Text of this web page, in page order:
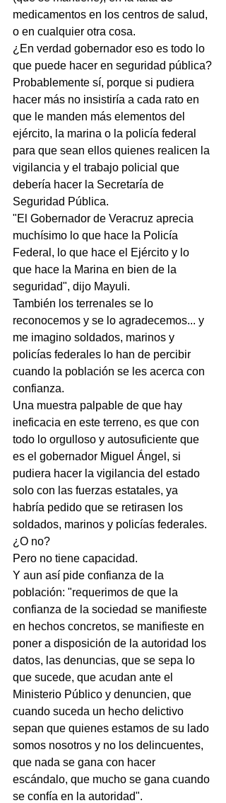
medicamentos en los centros de salud,
o en cualquier otra cosa.
¿En verdad gobernador eso es todo lo
que puede hacer en seguridad pública?
Probablemente sí, porque si pudiera
hacer más no insistiría a cada rato en
que le manden más elementos del
ejército, la marina o la policía federal
para que sean ellos quienes realicen la
vigilancia y el trabajo policial que
debería hacer la Secretaría de
Seguridad Pública.
"El Gobernador de Veracruz aprecia
muchísimo lo que hace la Policía
Federal, lo que hace el Ejército y lo
que hace la Marina en bien de la
seguridad", dijo Mayuli.
También los terrenales se lo
reconocemos y se lo agradecemos... y
me imagino soldados, marinos y
policías federales lo han de percibir
cuando la población se les acerca con
confianza.
Una muestra palpable de que hay
ineficacia en este terreno, es que con
todo lo orgulloso y autosuficiente que
es el gobernador Miguel Ángel, si
pudiera hacer la vigilancia del estado
solo con las fuerzas estatales, ya
habría pedido que se retirasen los
soldados, marinos y policías federales.
¿O no?
Pero no tiene capacidad.
Y aun así pide confianza de la
población: "requerimos de que la
confianza de la sociedad se manifieste
en hechos concretos, se manifieste en
poner a disposición de la autoridad los
datos, las denuncias, que se sepa lo
que sucede, que acudan ante el
Ministerio Público y denuncien, que
cuando suceda un hecho delictivo
sepan que quienes estamos de su lado
somos nosotros y no los delincuentes,
que nada se gana con hacer
escándalo, que mucho se gana cuando
se confía en la autoridad".